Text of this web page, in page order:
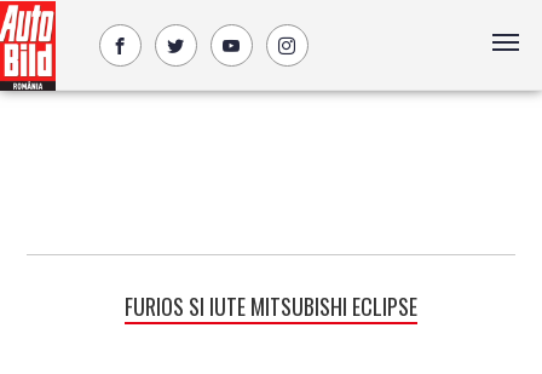
FURIOS SI IUTE MITSUBISHI ECLIPSE